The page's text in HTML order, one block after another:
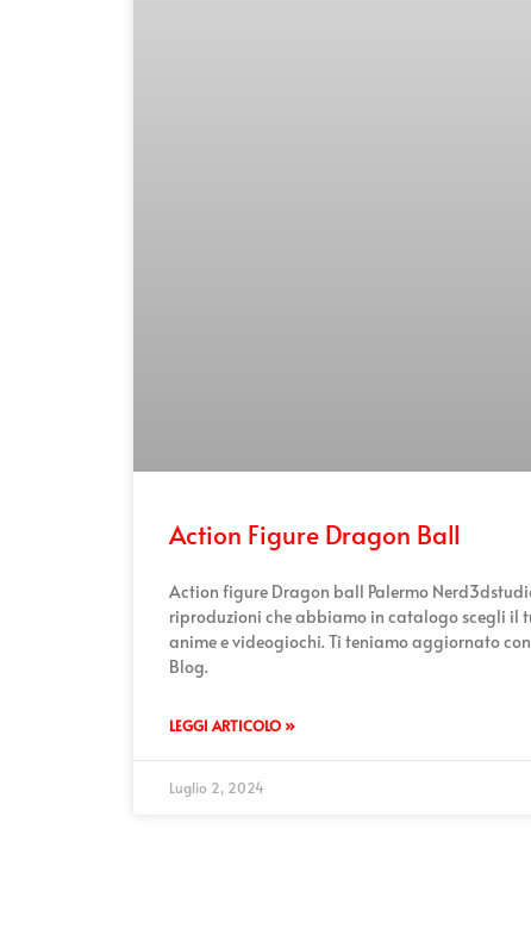
Action Figure Dragon Ball
Action figure Dragon ball Palermo
riproduzioni che abbiamo in catalogo scegli il
anime e videogiochi. Ti teniamo aggiornato con
Blog.
LEGGI ARTICOLO »
Luglio 2, 2024